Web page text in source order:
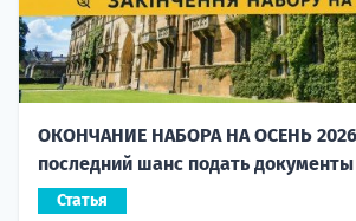
ОКОНЧАНИЕ НАБОРА НА ОСЕНЬ
последний шанс подать документы
Статья